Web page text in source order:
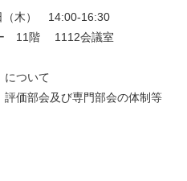
木） 14:00-16:30
階 1112会議室
ついて
会及び専門部会の体制等